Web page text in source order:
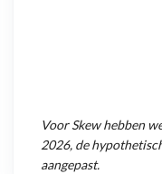
VoorSkewhebben
2026, de
aangepast.